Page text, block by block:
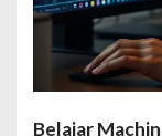
Belajar